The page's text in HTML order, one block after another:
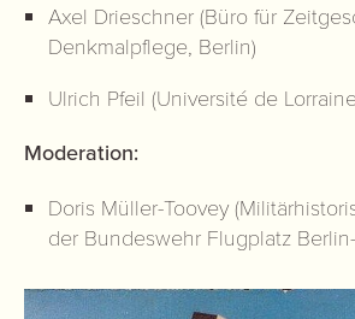
Axel Drieschner (Büro für
Denkmalpflege, Berlin)
Ulrich Pfeil (Université de
Moderation:
Doris Müller-Toovey
der Bundeswehr Flugplatz